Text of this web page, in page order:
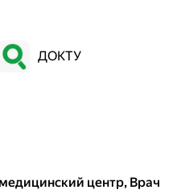
ДОКТУ
центр, Врач